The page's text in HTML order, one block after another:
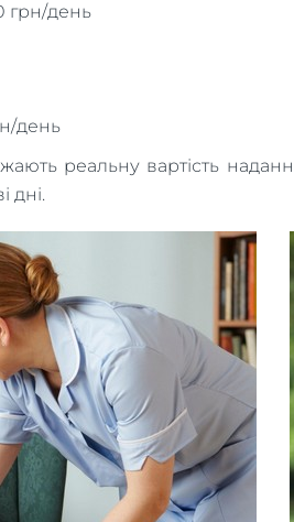
грн/день
день
реальну вартість
дні.